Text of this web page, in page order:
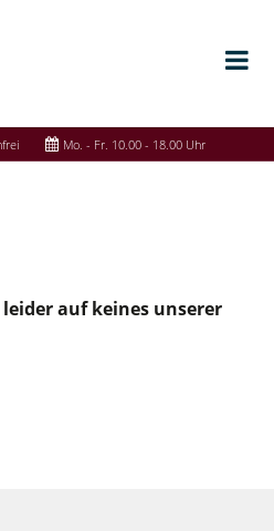
Mo. - Fr. 10.00 - 18.00 Uhr
auf keines unserer